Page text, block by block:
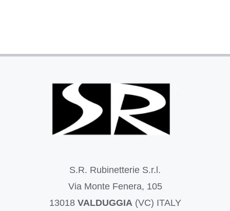
S.R. Rubinetterie S.r.l.
Via Monte Fenera, 105
13018 VALDUGGIA (VC) ITALY